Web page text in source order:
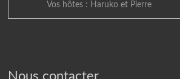
Vos hôtes : Haruko et Pierre
Nous contacter